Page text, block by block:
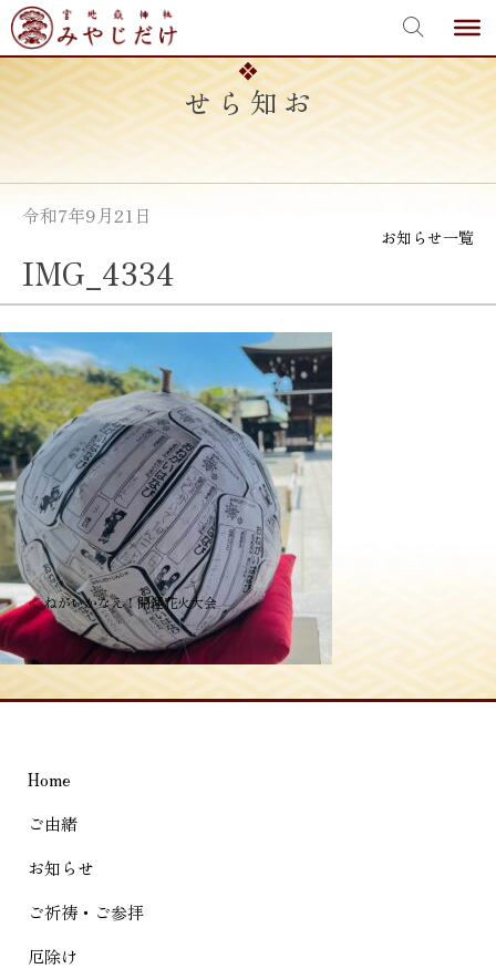
Skip
to
content
お知らせ
令和7年9月21日
お知らせ一覧
IMG_4334
投
稿
ナ
ビ
ー
シ
ョ
ン
≪ねがいかなえ！開運花火大会
Home
ご由緒
お知らせ
ご祈祷・ご参拝
厄除け